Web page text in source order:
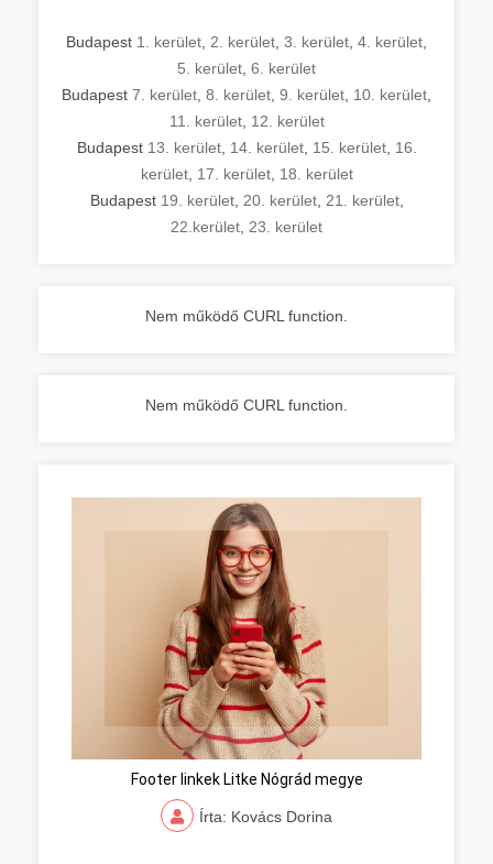
Budapest 1. kerület 2. kerület 3. kerület 4. kerület
5. kerület 6. kerület
Budapest 7. kerület 8. kerület 9. kerület 10. kerület
11. kerület, 12. kerület
Budapest 13. kerület, 14. kerület, 15. kerület, 16.
kerület, 17. kerület, 18. kerület
Budapest 19. kerület, 20. kerület, 21. kerület,
22.kerület 23. kerület
Nem működő CURL function.
Nem működő CURL function.
Footer linkek Litke Nógrád megye
Írta: Kovács Dorina